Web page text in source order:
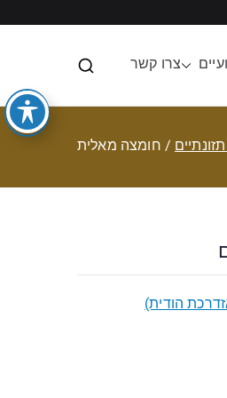
צרו קשר
חומצה מאלית
הודית)